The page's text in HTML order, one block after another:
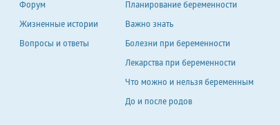
Форум
Жизненные истории
Вопросы и ответы
Планирование беременности
Важно знать
Болезни при беременности
Лекарства при беременности
Что можно и нельзя беременным
До и после родов